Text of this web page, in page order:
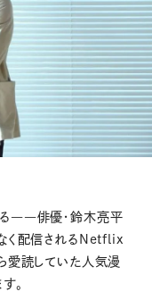
る――俳優・鈴木亮平
なく配信されるNetflix
愛読していた人気漫
。